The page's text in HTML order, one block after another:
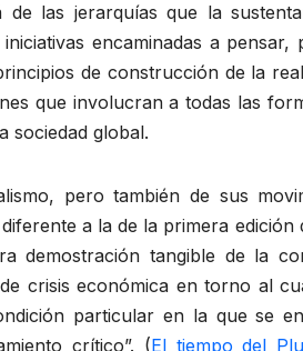
de las jerarquías que la
encaminadas a pensar,
de construcción de la
que involucran a todas las
sociedad global.
pero también de sus
a la de la primera edición
demostración tangible de la
crisis económica en torno al
particular en la que se
crítico”. (El tiempo del